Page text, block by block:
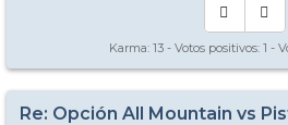
Karma: 13 - Votos positivos: 1 -
Re: Opción All Mountain vs